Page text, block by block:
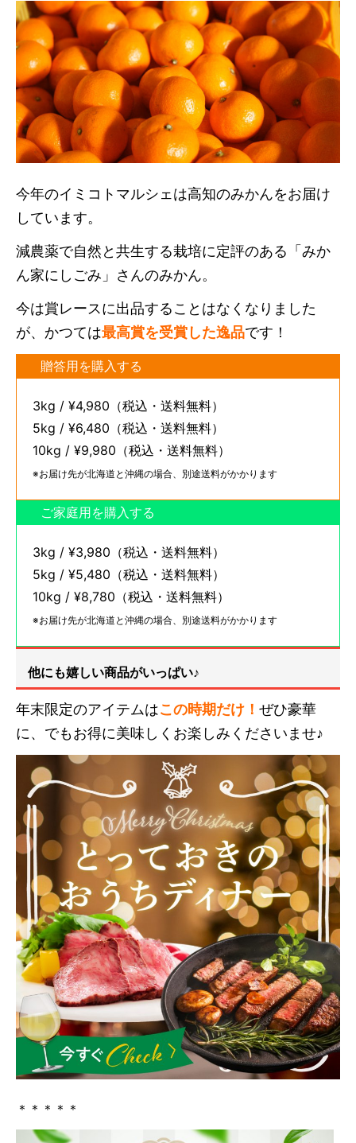
今年のイミコトマルシェは高知のみかんをお届け
しています。
減農薬で自然と共生する栽培に定評のある「みか
ん家にしごみ」さんのみかん。
今は賞レースに出品することはなくなりました
が、かつては最高賞を受賞した逸品です！
贈答用を購入する
3kg / ¥4,980（税込・送料無料）
5kg / ¥6,480（税込・送料無料）
10kg / ¥9,980（税込・送料無料）
※お届け先が北海道と沖縄の場合、別途送料がかかります
ご家庭用を購入する
3kg / ¥3,980（税込・送料無料）
5kg / ¥5,480（税込・送料無料）
10kg / ¥8,780（税込・送料無料）
※お届け先が北海道と沖縄の場合、別途送料がかかります
他にも嬉しい商品がいっぱい♪
年末限定のアイテムはこの時期だけ！ ぜひ豪華
に、でもお得に美味しくお楽しみくださいませ♪
＊＊＊＊＊